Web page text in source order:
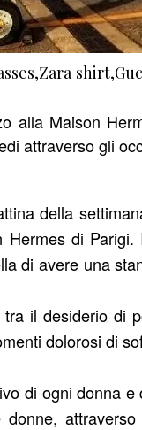
alla Maison
attraverso gli
della
di
di avere una
il desiderio di
dolorosi di
di ogni donna